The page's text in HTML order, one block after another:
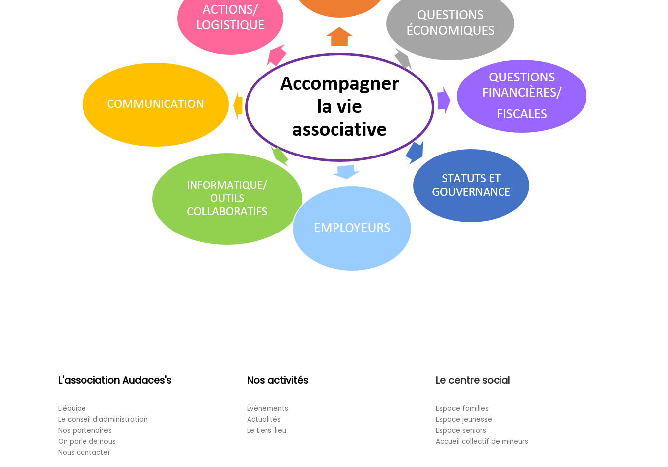
L'association Audaces's
L'équipe
Le conseil d'administration
Nos partenaires
On parle de nous
Nous contacter
Nos activités
Évènements
Actualités
Le tiers-lieu
Le centre social
Espace familles
Espace jeunesse
Espace seniors
Accueil collectif de mineurs